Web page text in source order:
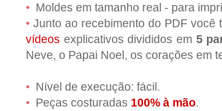
• Moldes em tamanho real - para
• Junto ao recebimento do PDF
vídeos explicativos divididos em 5
Neve, o Papai Noel, os corações em
• Nível de execução: fácil.
• Peças costuradas 100% à mão.